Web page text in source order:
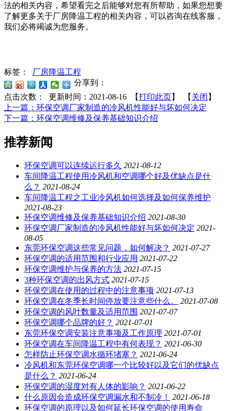
法的相关内容，希望看完之后能够对您有所帮助，如果您想要
了解更多关于厂房降温工程的相关内容，可以咨询在线客服，
我们必将竭诚为您服务。
标签： 厂房降温工程
分享到：
点击次数：
更新时间：2021-08-16 【打印此页】 【 关闭 】
上一篇 ：环保空调厂家制造的冷风机性能好与坏如何决定
下一篇 ：环保空调维修及保养基础知识介绍
推荐新闻
环保空调可以连续运行多久 2021-08-12
车间降温工程使用冷风机和空调哪个好及优缺点是什
么？ 2021-08-24
车间降温工程之工业冷风机如何选择及如何保养维护
2021-08-23
环保空调维修及保养基础知识介绍 2021-08-30
环保空调厂家制造的冷风机性能好与坏如何决定 2021-
08-05
东莞环保空调这些常见问题，如何解决？ 2021-07-27
环保空调的适用范围和行业应用 2021-07-22
环保空调维护与保养的方法 2021-07-15
3种环保空调的出风方式 2021-07-15
环保空调在使用的过程中的注意事项 2021-07-13
环保空调在冬季长时间停放要注意些什么。
2021-07-08
环保空调的风叶数量及适用范围 2021-07-07
环保空调哪个品牌的好？ 2021-07-01
东莞环保空调安装注意事项及工作原理 2021-07-01
环保空调在车间降温工程中有何表现？ 2021-06-30
怎样防止环保空调水循环堵塞？ 2021-06-24
冷风机和东莞环保空调哪一个比较好以及它们的优缺点
是什么？ 2021-06-24
环保空调的湿度对有人体的影响？ 2021-06-22
什么原因会造成环保空调漏水和不制冷！
2021-06-18
环保空调的原理以及如何延长环保空调的使用寿命